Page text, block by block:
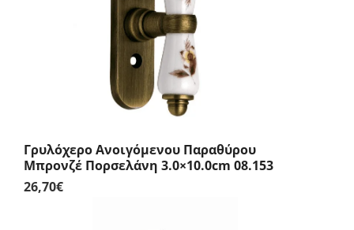
Γρυλόχερο Ανοιγόμενου Παραθύρου
Μπρονζέ Πορσελάνη 3.0×10.0cm 08.153
26,70€